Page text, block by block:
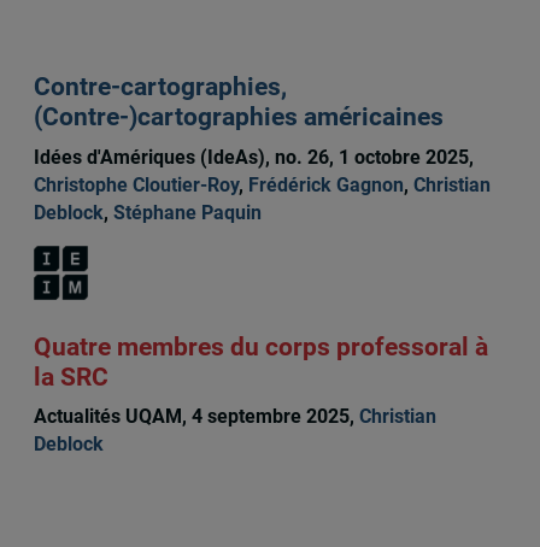
Contre-cartographies,
(Contre-)cartographies américaines
Idées d'Amériques (IdeAs), no. 26, 1 octobre 2025,
Christophe Cloutier-Roy, Frédérick Gagnon, Christian
Deblock, Stéphane Paquin
Quatre membres du corps professoral à
la SRC
Actualités UQAM, 4 septembre 2025, Christian
Deblock